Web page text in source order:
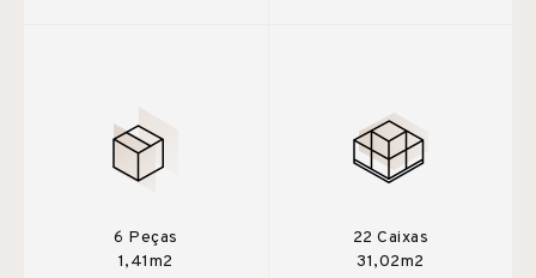
6 Peças
1,41m2
22 Caixas
31,02m2